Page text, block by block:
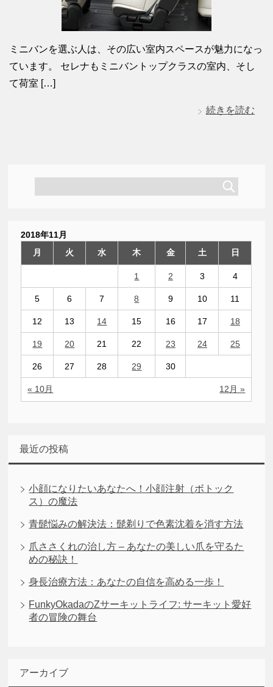
ミニバンを選ぶ人は、その広い室内スペースが魅力になっ
ています。 セレナもミニバントップクラスの室内、そし
て荷室 […]
続きを読む
2018年11月
月
火 水 木 金 土 日
« 10月 12月 »
1 2 3 4
5 6 7 8 9 10 11
12 13 14 15 16 17 18
19 20 21 22 23 24 25
26 27 28 29 30
最近の投稿
小顔になりたいあなたへ！小顔注射（ボトック
ス）の魔法
青髭悩みの解決法：髭剃りで色素沈着を消す方法
爪ささくれの治し方 – あなたの美しい爪を守るた
めの秘訣！
身長治療方法：あなたの自信を高める一歩！
FunkyOkadaのZサーキットライフ: サーキット愛好
者の冒険の舞台
アーカイブ